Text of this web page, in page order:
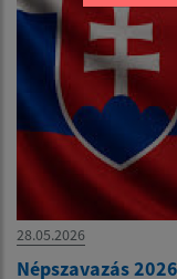
28.05.2026
Népszavazás 2026